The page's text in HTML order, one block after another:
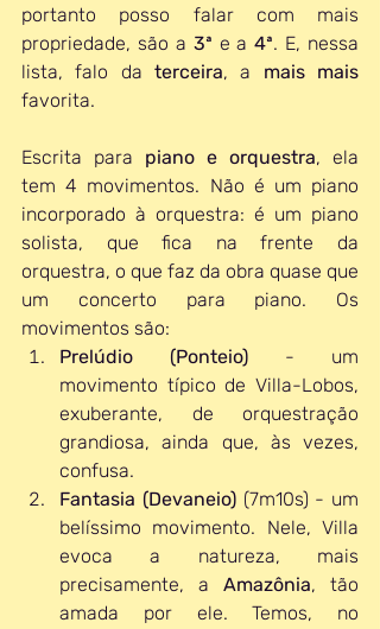
portanto posso falar com mais
propriedade, são a 3ª e a 4ª. E, nessa
lista, falo da terceira, a mais mais
favorita.
Escrita para piano e orquestra, ela
tem 4 movimentos. Não é um piano
incorporado à orquestra: é um piano
solista, que fica na frente da
orquestra, o que faz da obra quase que
um concerto para piano. Os
movimentos são:
Prelúdio (Ponteio) - um
movimento típico de Villa-Lobos,
exuberante, de orquestração
grandiosa, ainda que, às vezes,
confusa.
Fantasia (Devaneio) (7m10s) - um
belíssimo movimento. Nele, Villa
evoca a natureza, mais
precisamente, a Amazônia, tão